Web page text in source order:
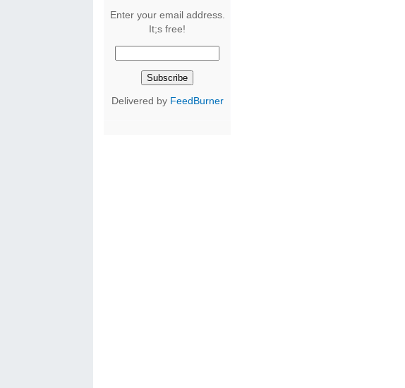
Enter your email address.
It;s free!
Delivered by FeedBurner